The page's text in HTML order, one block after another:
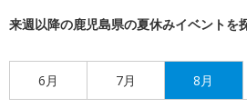
来週以降の鹿児島県の夏休みイベントを
6月 7月 8月